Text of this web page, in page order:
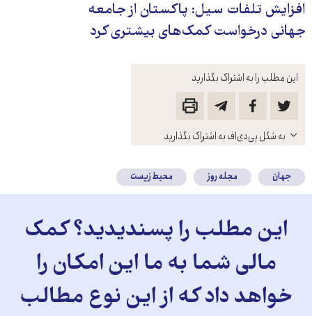
این مطلب را به اشتراک بگذارید
باز
کنید
به شکل پی‌دی‌اف به اشتراک بگذارید
افزایش تلفات سیل: پاکستان از جامعه
جهانی درخواست کمک‌های بیشتری کرد
جهان مجله روز محیط زیست
این مطلب را پسندیدید؟ کمک
مالی شما به ما این امکان را
خواهد داد که از این نوع مطالب